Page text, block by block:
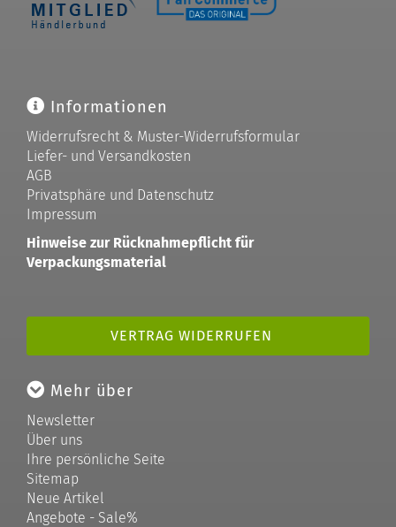
Informationen
Widerrufsrecht & Muster-Widerrufsformular
Liefer- und Versandkosten
AGB
Privatsphäre und Datenschutz
Impressum
Hinweise zur Rücknahmepflicht für
Verpackungsmaterial
VERTRAG WIDERRUFEN
Mehr über
Newsletter
Über uns
Ihre persönliche Seite
Sitemap
Neue Artikel
Angebote - Sale%